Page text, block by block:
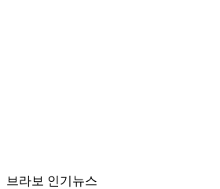
브라보 인기뉴스